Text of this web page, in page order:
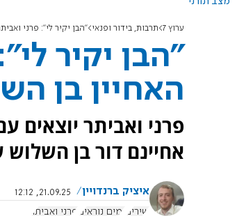
ערוץ 7 תרבות, בידור ופנאי "הבן יקיר לי": פרני
"הבן יקיר
האחיין בן
פרני ואביתר יוצאים
אחיינם דור בן
איציק ברנדויין
21.09.25, 12:12
שירים
ימים נוראים פרני ואביתר